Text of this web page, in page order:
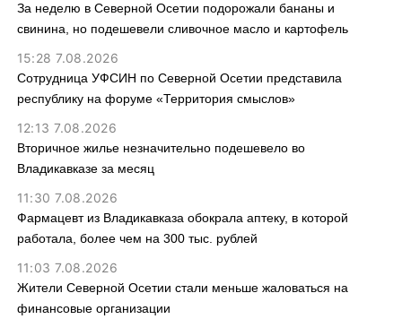
За неделю в Северной Осетии подорожали бананы и
свинина, но подешевели сливочное масло и картофель
15:28 7.08.2026
Сотрудница УФСИН по Северной Осетии представила
республику на форуме «Территория смыслов»
12:13 7.08.2026
Вторичное жилье незначительно подешевело во
Владикавказе за месяц
11:30 7.08.2026
Фармацевт из Владикавказа обокрала аптеку, в которой
работала, более чем на 300 тыс. рублей
11:03 7.08.2026
Жители Северной Осетии стали меньше жаловаться на
финансовые организации